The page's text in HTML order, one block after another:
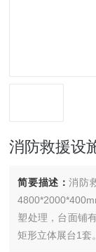
消防救援设
简要描述：消防
塑处理，台面铺
矩形立体展台1套。